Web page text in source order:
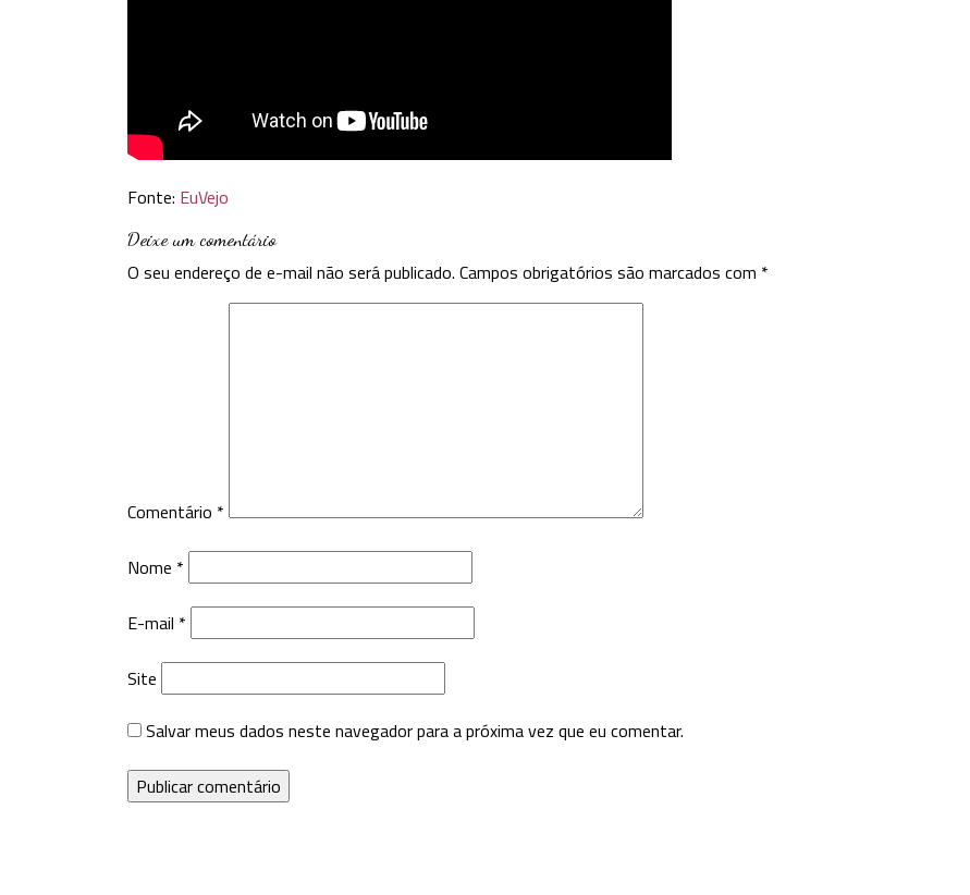
Fonte: EuVejo
Deixe um comentário
O seu endereço de e-mail não será publicado. Campos obrigatórios são marcados com *
Comentário *
Nome *
E-mail *
Site
Salvar meus dados neste navegador para a próxima vez que eu comentar.